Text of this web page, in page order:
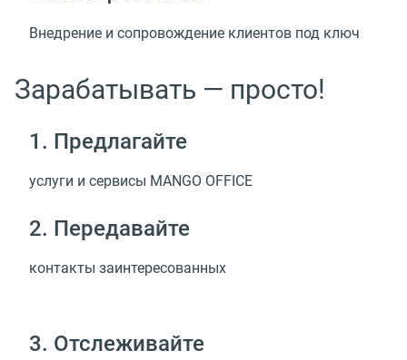
Внедрение и сопровождение клиентов под ключ
Зарабатывать — просто!
1. Предлагайте
услуги и сервисы MANGO OFFICE
2. Передавайте
контакты заинтересованных
3. Отслеживайте